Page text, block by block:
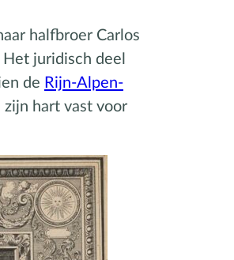
halfbroer Carlos
juridisch deel
de Rijn-Alpen-
hart vast voor